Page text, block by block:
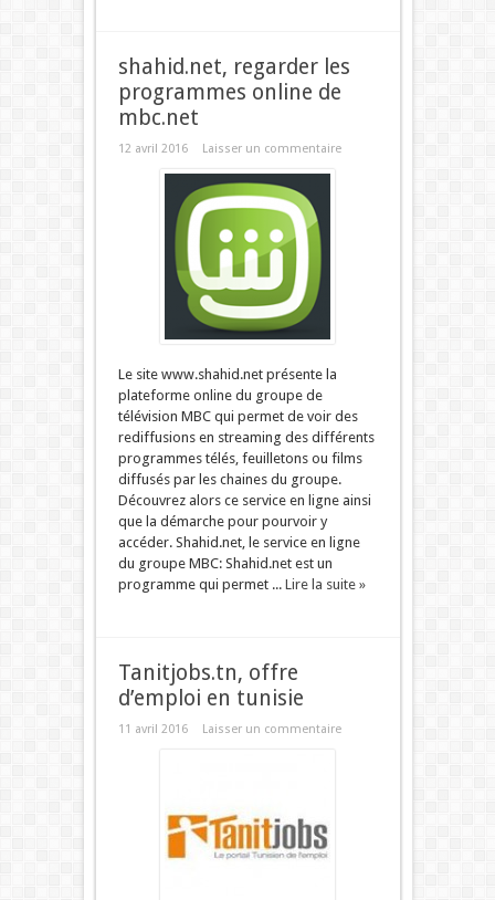
shahid.net, regarder les
programmes online de
mbc.net
12 avril 2016 Laisser un commentaire
Le site www.shahid.net présente la
plateforme online du groupe de
télévision MBC qui permet de voir des
rediffusions en streaming des différents
programmes télés, feuilletons ou films
diffusés par les chaines du groupe.
Découvrez alors ce service en ligne ainsi
que la démarche pour pourvoir y
accéder. Shahid.net, le service en ligne
du groupe MBC: Shahid.net est un
programme qui permet ... Lire la suite »
Tanitjobs.tn, offre
d’emploi en tunisie
11 avril 2016 Laisser un commentaire